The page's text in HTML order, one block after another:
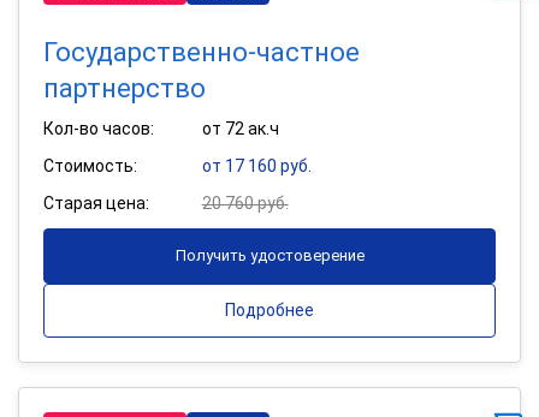
Государственно-частное
партнерство
Кол-во часов:
от 72 ак.ч
Стоимость:
от 17 160 руб.
Старая цена:
20 760 руб.
Получить удостоверение
Подробнее